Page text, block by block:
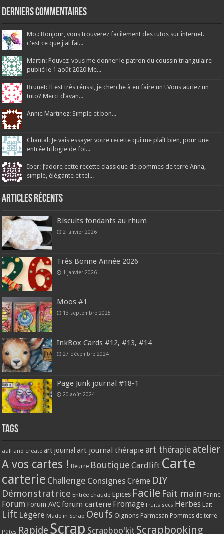
Derniers Commentaires
Mo.: Bonjour, vous trouverez facilement des tutos sur internet.
c'est ce que j'ai fai...
Martin: Pouvez-vous me donner le patron du coussin triangulaire
publié le 1 août 2020 Me...
Brunet: Il est très réussi, je cherche à en faire un ! Vous auriez un
tuto? Merci d’avan...
Annie Martinez: Simple et bon...
Chantal: Je vais essayer votre recette qui me plaît bien, pour une
entrée trilogie de foi...
Iber: J’adore cette recette classique de pommes de terre Anna,
simple, élégante et tel...
Articles récents
Biscuits fondants au rhum
2 janvier 2026
Très Bonne Année 2026
1 janvier 2026
Moos #1
13 septembre 2025
InkBox Cards #12, #13, #14
27 décembre 2024
Page Junk journal #18-1
20 août 2024
Tags
aall and create art journal art journal thérapie art thérapie atelier
A vos cartes ! Beurre Boutique Cardlift Carte
carterie Challenge Consignes Crème DIY
Démonstratrice Entrée chaude Epices Facile Fait main Farine
Forum Forum AVC forum carterie Fromage Fruits secs Herbes Lait
Lift Légère Made in Scrap Oeufs Oignons Parmesan Pommes de terre
Pâtes Rapide Scrap Scrapboo'kit Scrapbooking